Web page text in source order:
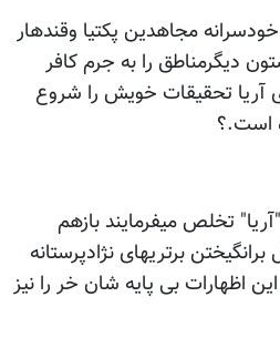
مجاهدین پکتیا وقندهار
دیگرمناطق را به جرم کافر
آریا تحقیقات خویش را شروع
است.؟
تخلص میفرمایند بازهم
برتریهای نژادپرستانه
اظهارات بی پایه شان خر را نیز